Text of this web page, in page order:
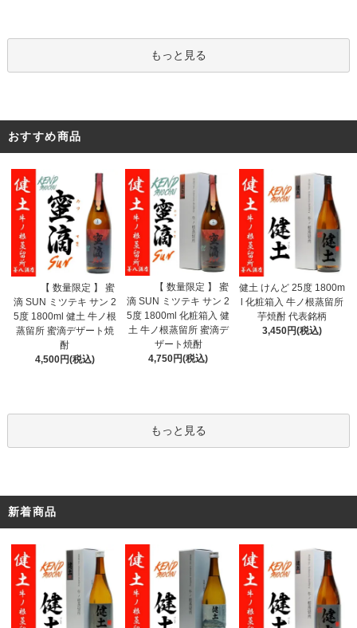
もっと見る
おすすめ商品
【 数量限定 】 蜜
滴 SUN ミツテキ サン 2
5度 1800ml 健土 牛ノ根
蒸留所 蜜滴デザート焼
酎
4,500円(税込)
【 数量限定 】 蜜
滴 SUN ミツテキ サン 2
5度 1800ml 化粧箱入 健
土 牛ノ根蒸留所 蜜滴デ
ザート焼酎
4,750円(税込)
健土 けんど 25度 1800m
l 化粧箱入 牛ノ根蒸留所
芋焼酎 代表銘柄
3,450円(税込)
もっと見る
新着商品